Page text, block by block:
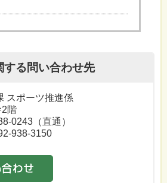
する問い合わせ先
スポーツ推進係
2階
0243（直通）
938-3150